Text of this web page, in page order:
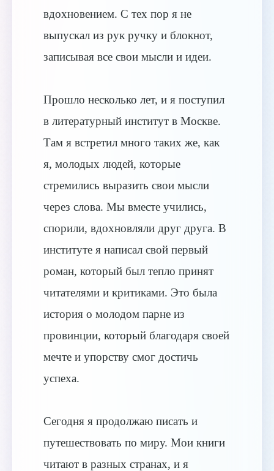
вдохновением. С тех пор я не
выпускал из рук ручку и блокнот,
записывая все свои мысли и идеи.
Прошло несколько лет, и я поступил
в литературный институт в Москве.
Там я встретил много таких же, как
я, молодых людей, которые
стремились выразить свои мысли
через слова. Мы вместе учились,
спорили, вдохновляли друг друга. В
институте я написал свой первый
роман, который был тепло принят
читателями и критиками. Это была
история о молодом парне из
провинции, который благодаря своей
мечте и упорству смог достичь
успеха.
Сегодня я продолжаю писать и
путешествовать по миру. Мои книги
читают в разных странах, и я